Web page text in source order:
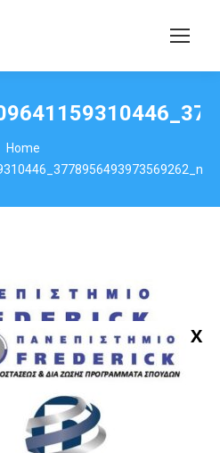
Home